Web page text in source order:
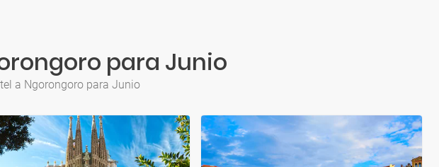
para Junio
a Ngorongoro para Junio